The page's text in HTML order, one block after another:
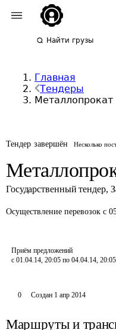
Найти грузы
Главная
Тендеры
Металлопрокат
Тендер завершён Несколько
Государственный тендер,
Осуществление перевозок с
Приём предложений
с 01.04.14, 20:05 по 04.04.14, 20:05
0 Создан 1 апр 2014
Маршруты и